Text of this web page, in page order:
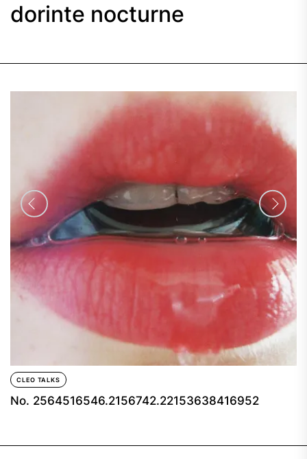
dorinte nocturne
CLEO TALKS
No. 2564516546.2156742.22153638416952